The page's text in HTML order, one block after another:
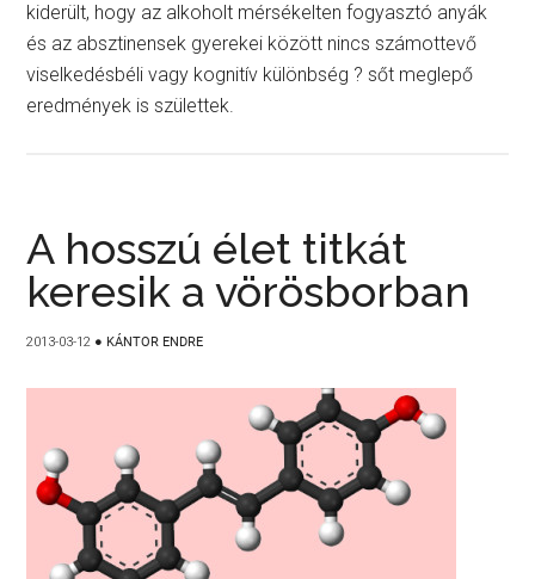
kiderült, hogy az alkoholt mérsékelten fogyasztó anyák
és az absztinensek gyerekei között nincs számottevő
viselkedésbéli vagy kognitív különbség ? sőt meglepő
eredmények is születtek.
A hosszú élet titkát
keresik a vörösborban
2013-03-12 ● KÁNTOR ENDRE